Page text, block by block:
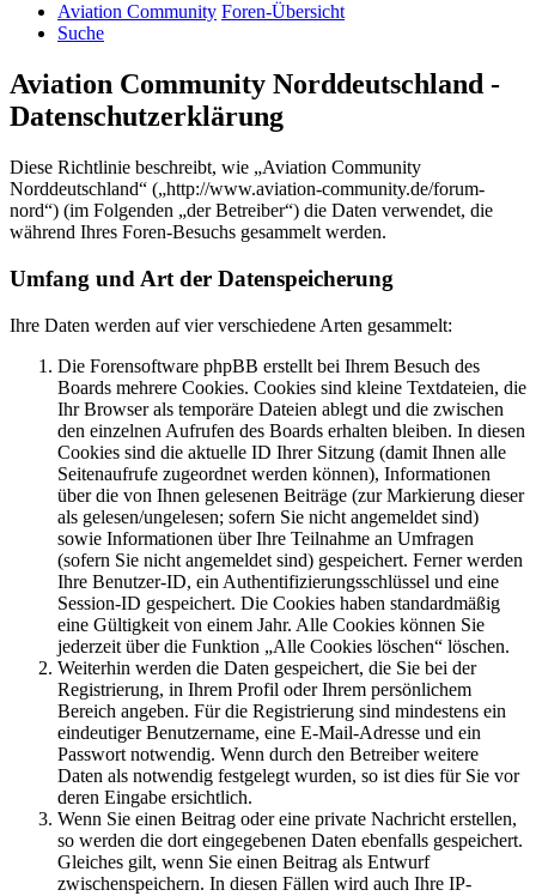
Aviation Community Foren-Übersicht
Suche
Aviation Community Norddeutschland -
Datenschutzerklärung
Diese Richtlinie beschreibt, wie „Aviation Community
Norddeutschland“ („http://www.aviation-community.de/forum-
nord“) (im Folgenden „der Betreiber“) die Daten verwendet, die
während Ihres Foren-Besuchs gesammelt werden.
Umfang und Art der Datenspeicherung
Ihre Daten werden auf vier verschiedene Arten gesammelt:
Die Forensoftware phpBB erstellt bei Ihrem Besuch des
Boards mehrere Cookies. Cookies sind kleine Textdateien, die
Ihr Browser als temporäre Dateien ablegt und die zwischen
den einzelnen Aufrufen des Boards erhalten bleiben. In diesen
Cookies sind die aktuelle ID Ihrer Sitzung (damit Ihnen alle
Seitenaufrufe zugeordnet werden können), Informationen
über die von Ihnen gelesenen Beiträge (zur Markierung dieser
als gelesen/ungelesen; sofern Sie nicht angemeldet sind)
sowie Informationen über Ihre Teilnahme an Umfragen
(sofern Sie nicht angemeldet sind) gespeichert. Ferner werden
Ihre Benutzer-ID, ein Authentifizierungsschlüssel und eine
Session-ID gespeichert. Die Cookies haben standardmäßig
eine Gültigkeit von einem Jahr. Alle Cookies können Sie
jederzeit über die Funktion „Alle Cookies löschen“ löschen.
Weiterhin werden die Daten gespeichert, die Sie bei der
Registrierung, in Ihrem Profil oder Ihrem persönlichem
Bereich angeben. Für die Registrierung sind mindestens ein
eindeutiger Benutzername, eine E-Mail-Adresse und ein
Passwort notwendig. Wenn durch den Betreiber weitere
Daten als notwendig festgelegt wurden, so ist dies für Sie vor
deren Eingabe ersichtlich.
Wenn Sie einen Beitrag oder eine private Nachricht erstellen,
so werden die dort eingegebenen Daten ebenfalls gespeichert.
Gleiches gilt, wenn Sie einen Beitrag als Entwurf
zwischenspeichern. In diesen Fällen wird auch Ihre IP-